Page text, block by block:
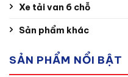
Xe tải van 6 chỗ
Sản phẩm khác
SẢN PHẨM NỔI BẬT